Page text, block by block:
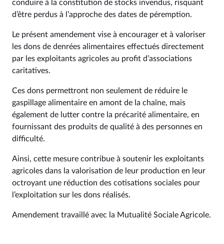
conduire à la constitution de stocks invendus, risquant
d’être perdus à l’approche des dates de péremption.
Le présent amendement vise à encourager et à valoriser
les dons de denrées alimentaires effectués directement
par les exploitants agricoles au profit d’associations
caritatives.
Ces dons permettront non seulement de réduire le
gaspillage alimentaire en amont de la chaîne, mais
également de lutter contre la précarité alimentaire, en
fournissant des produits de qualité à des personnes en
difficulté.
Ainsi, cette mesure contribue à soutenir les exploitants
agricoles dans la valorisation de leur production en leur
octroyant une réduction des cotisations sociales pour
l’exploitation sur les dons réalisés.
Amendement travaillé avec la Mutualité Sociale Agricole.